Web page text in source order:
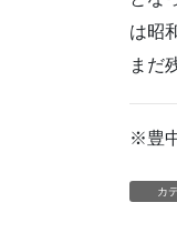
は昭
まだ
※豊
カ